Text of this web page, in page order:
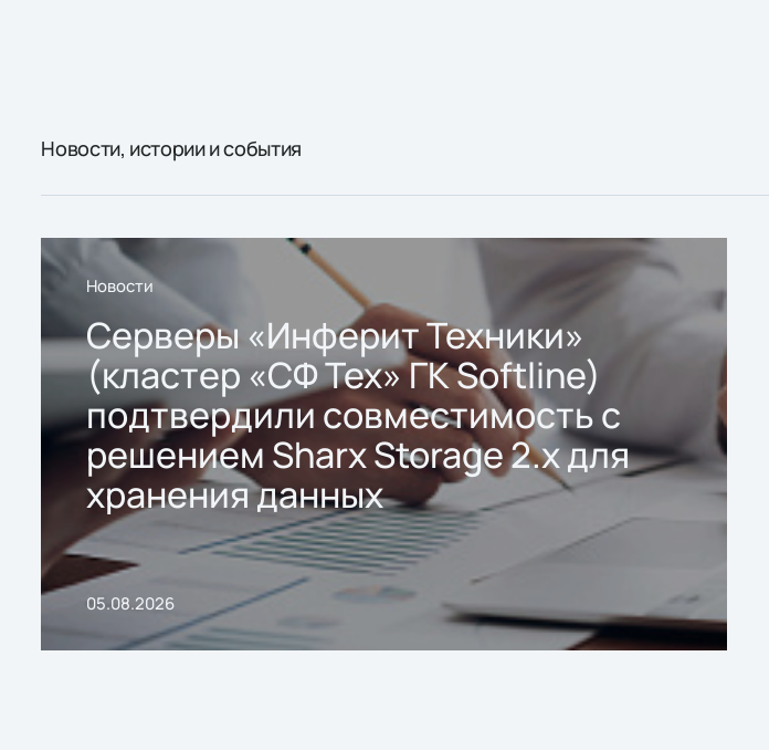
Новости, истории и события
Новости
Серверы «Инферит Техники»
(кластер «СФ Тех» ГК Softline)
подтвердили совместимость с
решением Sharx Storage 2.x для
хранения данных
05.08.2026